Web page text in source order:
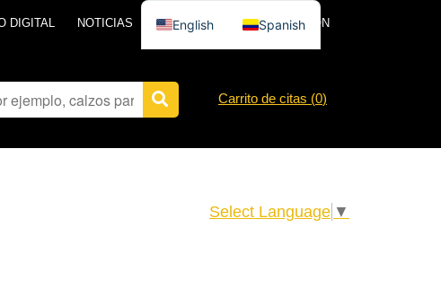
DIGITAL NOTICIAS PÓNGASE EN CONTACTO CON
Carrito de citas (0)
Select Language ▼
English Spanish